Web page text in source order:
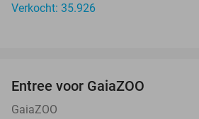
Verkocht: 35.926
Entree voor GaiaZOO
GaiaZOO